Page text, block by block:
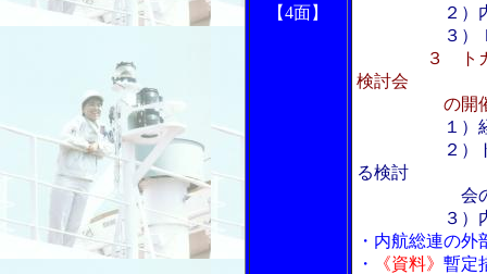
【4面】
２）内航船
３）ＩＭＯ
３ ト
検討会
の開
１）
２）トカラ
る検討
会の
３）内航
・内航総連の外
・
《資料》 暫定